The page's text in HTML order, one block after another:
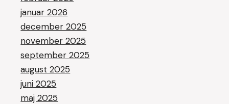
januar 2026
december 2025
november 2025
september 2025
august 2025
juni 2025
maj 2025